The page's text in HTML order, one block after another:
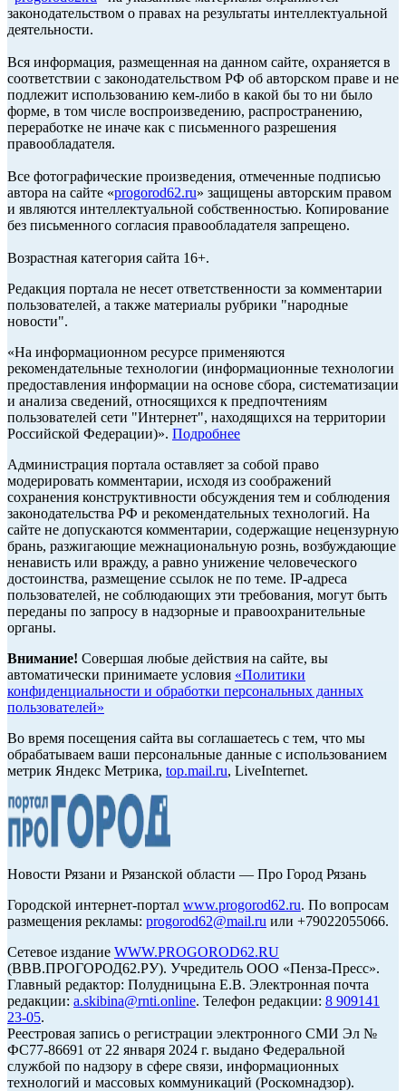
законодательством о правах на результаты интеллектуальной
деятельности.
Вся информация, размещенная на данном сайте, охраняется в
соответствии с законодательством РФ об авторском праве и не
подлежит использованию кем-либо в какой бы то ни было
форме, в том числе воспроизведению, распространению,
переработке не иначе как с письменного разрешения
правообладателя.
Все фотографические произведения, отмеченные подписью
автора на сайте «progorod62.ru» защищены авторским правом
и являются интеллектуальной собственностью. Копирование
без письменного согласия правообладателя запрещено.
Возрастная категория сайта 16+.
Редакция портала не несет ответственности за комментарии
пользователей, а также материалы рубрики "народные
новости".
«На информационном ресурсе применяются
рекомендательные технологии (информационные технологии
предоставления информации на основе сбора, систематизации
и анализа сведений, относящихся к предпочтениям
пользователей сети "Интернет", находящихся на территории
Российской Федерации)». Подробнее
Администрация портала оставляет за собой право
модерировать комментарии, исходя из соображений
сохранения конструктивности обсуждения тем и соблюдения
законодательства РФ и рекомендательных технологий. На
сайте не допускаются комментарии, содержащие нецензурную
брань, разжигающие межнациональную рознь, возбуждающие
ненависть или вражду, а равно унижение человеческого
достоинства, размещение ссылок не по теме. IP-адреса
пользователей, не соблюдающих эти требования, могут быть
переданы по запросу в надзорные и правоохранительные
органы.
Внимание! Совершая любые действия на сайте, вы
автоматически принимаете условия «Политики
конфиденциальности и обработки персональных данных
пользователей»
Во время посещения сайта вы соглашаетесь с тем, что мы
обрабатываем ваши персональные данные с использованием
метрик Яндекс Метрика, top.mail.ru, LiveInternet.
Новости Рязани и Рязанской области — Про Город Рязань
Городской интернет-портал www.progorod62.ru. По вопросам
размещения рекламы: progorod62@mail.ru или +79022055066.
Сетевое издание WWW.PROGOROD62.RU
(ВВВ.ПРОГОРОД62.РУ). Учредитель ООО «Пенза-Пресс».
Главный редактор: Полудницына Е.В. Электронная почта
редакции: a.skibina@rnti.online. Телефон редакции: 8 909141
23-05.
Реестровая запись о регистрации электронного СМИ Эл №
ФС77-86691 от 22 января 2024 г. выдано Федеральной
службой по надзору в сфере связи, информационных
технологий и массовых коммуникаций (Роскомнадзор).